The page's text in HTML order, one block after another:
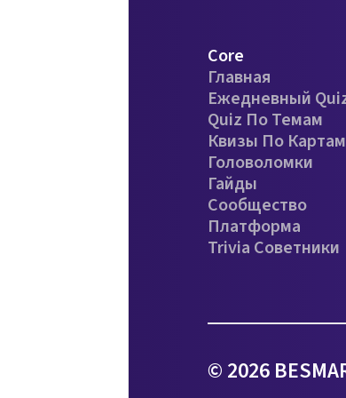
Core
Главная
Ежедневный
Quiz По Темам
Квизы По Картам
Головоломки
Гайды
Сообщество
Платформа
Trivia Советники
© 2026